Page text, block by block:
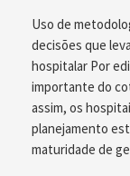
Uso de
decisões que
hospitalar Por
importante do
assim, os
planejamento
maturidade de